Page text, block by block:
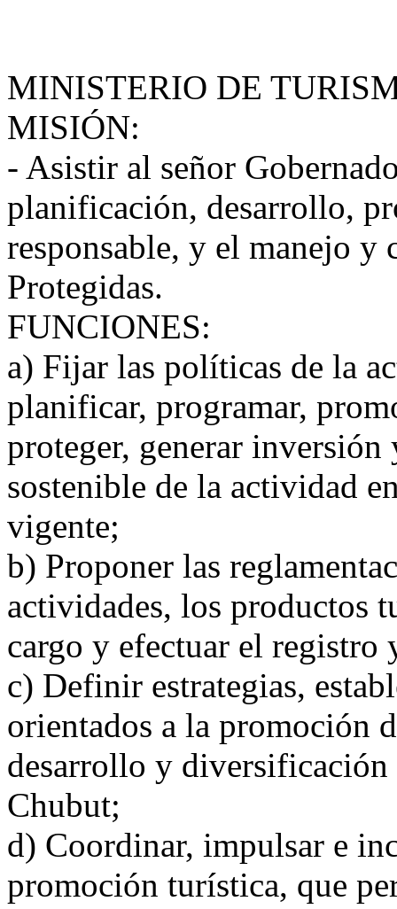
MINISTERIO DE
MISIÓN:
- Asistir al señor
planificación, desarrollo,
responsable, y el manejo y
Protegidas.
FUNCIONES:
a) Fijar las políticas de la
planificar, programar,
proteger, generar
sostenible de la actividad
vigente;
b) Proponer las
actividades, los productos
cargo y efectuar el registro
c) Definir estrategias,
orientados a la promoción
desarrollo y
Chubut;
d) Coordinar, impulsar e
promoción turística, que